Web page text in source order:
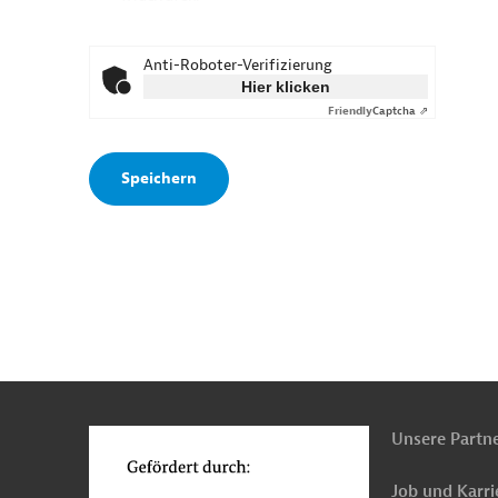
Anti-Roboter-Verifizierung
Hier klicken
FriendlyCaptcha ⇗
Unsere
Job und